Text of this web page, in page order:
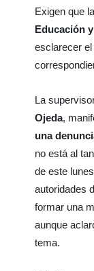
Exigen que
Educación
esclarecer
La
Ojeda,
una
no está al
de este
autoridades
formar una
aunque
tema.